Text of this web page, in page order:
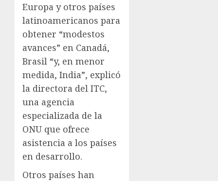
Europa y otros países
latinoamericanos para
obtener “modestos
avances” en Canadá,
Brasil “y, en menor
medida, India”, explicó
la directora del ITC,
una agencia
especializada de la
ONU que ofrece
asistencia a los países
en desarrollo.
Otros países han